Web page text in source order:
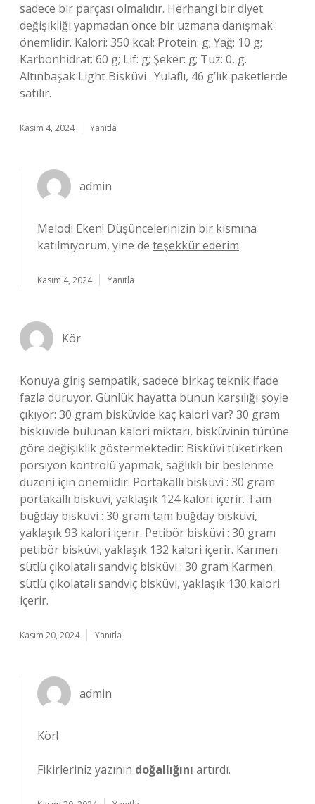
sadece bir parçası olmalıdır. Herhangi bir diyet
değişikliği yapmadan önce bir uzmana danışmak
önemlidir. Kalori: 350 kcal; Protein: g; Yağ: 10 g;
Karbonhidrat: 60 g; Lif: g; Şeker: g; Tuz: 0, g.
Altınbaşak Light Bisküvi . Yulaflı, 46 g’lık paketlerde
satılır.
Kasım 4, 2024 Yanıtla
admin
Melodi Eken! Düşüncelerinizin bir kısmına
katılmıyorum, yine de teşekkür ederim.
Kasım 4, 2024 Yanıtla
Kör
Konuya giriş sempatik, sadece birkaç teknik ifade
fazla duruyor. Günlük hayatta bunun karşılığı şöyle
çıkıyor: 30 gram bisküvide kaç kalori var? 30 gram
bisküvide bulunan kalori miktarı, bisküvinin türüne
göre değişiklik göstermektedir: Bisküvi tüketirken
porsiyon kontrolü yapmak, sağlıklı bir beslenme
düzeni için önemlidir. Portakallı bisküvi : 30 gram
portakallı bisküvi, yaklaşık 124 kalori içerir. Tam
buğday bisküvi : 30 gram tam buğday bisküvi,
yaklaşık 93 kalori içerir. Petibör bisküvi : 30 gram
petibör bisküvi, yaklaşık 132 kalori içerir. Karmen
sütlü çikolatalı sandviç bisküvi : 30 gram Karmen
sütlü çikolatalı sandviç bisküvi, yaklaşık 130 kalori
içerir.
Kasım 20, 2024 Yanıtla
admin
Kör!
Fikirleriniz yazının doğallığını artırdı.